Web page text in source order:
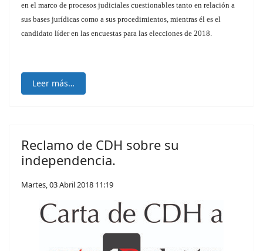
en el marco de procesos judiciales cuestionables tanto en relación a
sus bases jurídicas como a sus procedimientos, mientras él es el
candidato líder en las encuestas para las elecciones de 2018.
Leer más…
Reclamo de CDH sobre su
independencia.
Martes, 03 Abril 2018 11:19